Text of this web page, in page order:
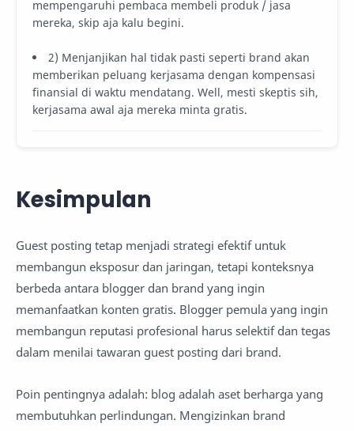
mempengaruhi pembaca membeli produk / jasa
mereka, skip aja kalu begini.
2) Menjanjikan hal tidak pasti seperti brand akan
memberikan peluang kerjasama dengan kompensasi
finansial di waktu mendatang. Well, mesti skeptis sih,
kerjasama awal aja mereka minta gratis.
Kesimpulan
Guest posting tetap menjadi strategi efektif untuk
membangun eksposur dan jaringan, tetapi konteksnya
berbeda antara blogger dan brand yang ingin
memanfaatkan konten gratis. Blogger pemula yang ingin
membangun reputasi profesional harus selektif dan tegas
dalam menilai tawaran guest posting dari brand.
Poin pentingnya adalah: blog adalah aset berharga yang
membutuhkan perlindungan. Mengizinkan brand